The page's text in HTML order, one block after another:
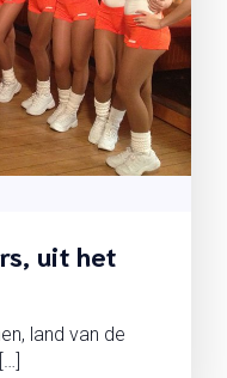
uit het
land van de